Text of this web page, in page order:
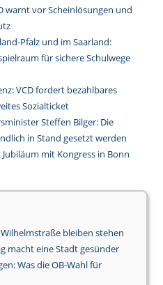
warnt vor Scheinlösungen und
Pfalz und im Saarland:
für sichere Schulwege
VCD fordert bezahlbares
Sozialticket
Steffen Bilger: Die
in Stand gesetzt werden
mit Kongress in Bonn
bleiben stehen
macht eine Stadt gesünder
Was die OB-Wahl für